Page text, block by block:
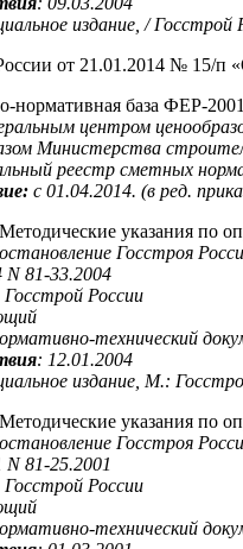
издание, /
от 21.01.2014 № 15/п
нормативная база ФЕР-
центром
Министерства
реестр сметных
с 01.04.2014. (в ред.
указания по
Госстроя
81-33.2004
Госстрой России
технический
: 12.01.2004
издание, М.:
указания по
Госстроя
81-25.2001
Госстрой России
технический